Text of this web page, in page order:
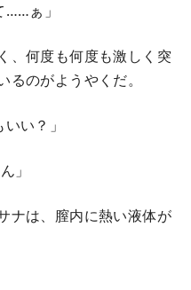
……ぁ」
、何度も何度も激しく突
のがようやくだ。
い？」
」
ナは、膣内に熱い液体が